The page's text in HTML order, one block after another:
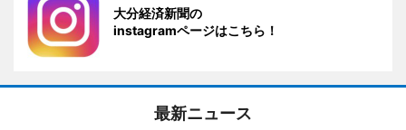
大分経済新聞の
instagramページはこちら！
最新ニュース